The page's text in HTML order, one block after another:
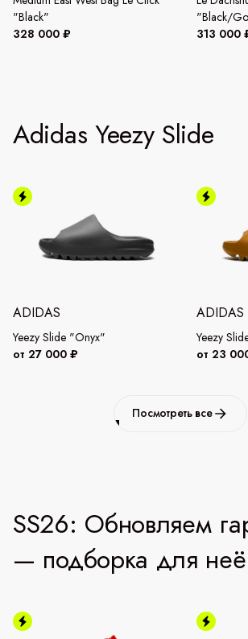
"Black"
328 000 ₽
"Black/
313 000
Adidas Yeezy Slide
ADIDAS
Yeezy Slide "Onyx"
от 27 000 ₽
ADIDAS
Yeezy
от 23
Посмотреть все
SS26: Обновляем
— подборка для неё